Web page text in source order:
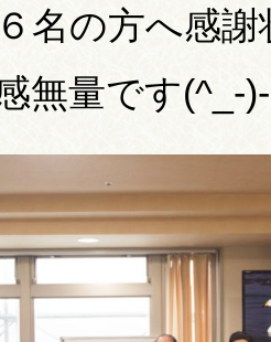
名の方へ感
無量です(^_-